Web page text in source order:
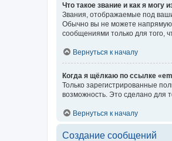
Что такое звание и как я могу
Звания, отображаемые под
Обычно вы не можете напрямую
сообщениями только для того,
Вернуться к началу
Когда я щёлкаю по ссылке
Только зарегистрированные
возможность. Это сделано для
Вернуться к началу
Создание сообщений